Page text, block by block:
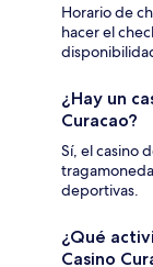
Horario de
hacer el
¿Hay un
Curacao?
Sí, el casino
deportivas.
¿Qué
Casino